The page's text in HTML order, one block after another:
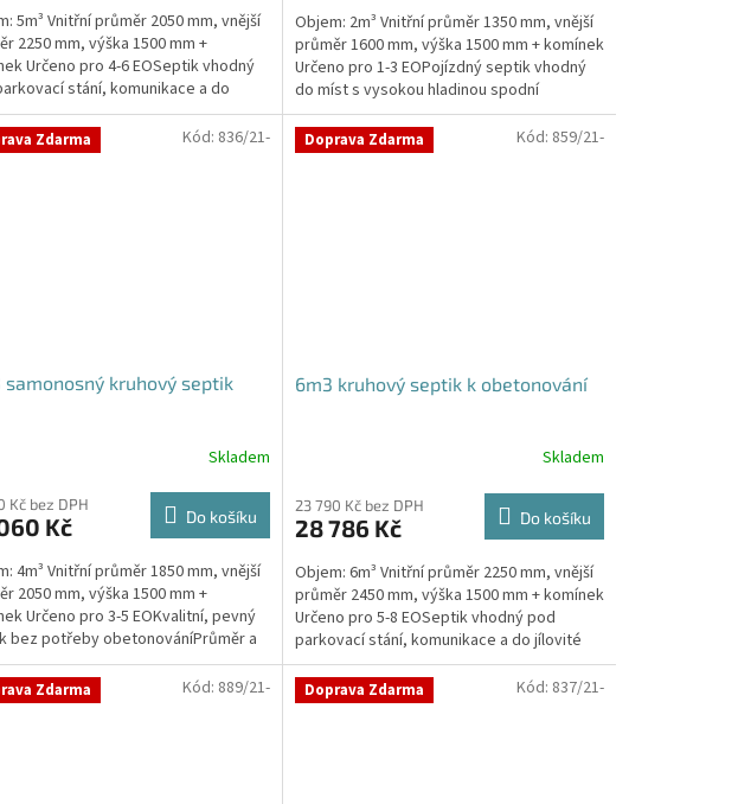
5m³ Vnitřní průměr 2050 mm, vnější
2250 mm, výška 1500 mm +
Určeno pro 4-6 EOSeptik vhodný
stání, komunikace a do
zeminyPrůměr...
Objem: 2m³ Vnitřní průměr 1350 mm, vnější
průměr 1600 mm, výška 1500 mm + komínek
Určeno pro 1-3 EOPojízdný septik vhodný
do míst s vysokou hladinou spodní
vodyPrůměr a pozici...
Zdarma
samonosný kruhový septik
Skladem
Kč bez DPH
Kč Do košíku
4m³ Vnitřní průměr 1850 mm, vnější
2050 mm, výška 1500 mm +
Určeno pro 3-5 EOKvalitní, pevný
bez potřeby obetonováníPrůměr a
přítoku a odtoku...
Kód: 836/21- Doprava Zdarma
6m3 kruhový septik k obetonování
Skladem
23 790 Kč bez DPH
28 786 Kč Do košíku
Objem: 6m³ Vnitřní průměr 2250 mm, vnější
průměr 2450 mm, výška 1500 mm + komínek
Určeno pro 5-8 EOSeptik vhodný pod
parkovací stání, komunikace a do jílovité
zeminyPrůměr...
Kód: 859/21-
Zdarma Kód: 889/21- Doprava Zdarma Kód: 837/21-